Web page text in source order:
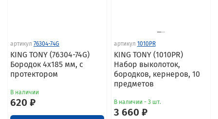
артикул 76304-74G
KING TONY (76304-74G)
Бородок 4x185 мм, с
протектором
В наличии
620 ₽
артикул 1010PR
KING TONY (1010PR)
Набор выколоток,
бородков, кернеров, 10
предметов
В наличии - 3 шт.
3 660 ₽